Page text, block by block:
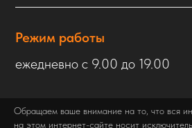
Режим работы
ежедневно с 9.00 до 19.00
Обращаем ваше внимание на то, что вся
на этом интернет-сайте носит